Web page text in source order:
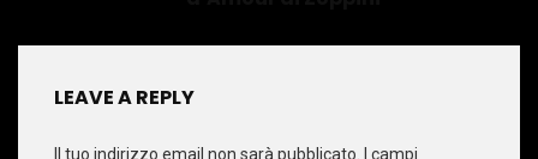
LEAVE A REPLY
Il tuo indirizzo email non sarà pubblicato.
I campi